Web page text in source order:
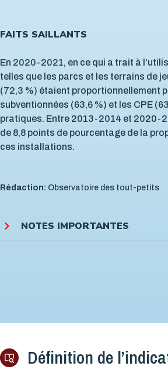
FAITS SAILLANTS
En 2020-2021, en ce qui a trait à
telles que les parcs et les terrains de
(72,3 %) étaient proportionnellement
subventionnées (63,6 %) et les CPE
pratiques. Entre 2013-2014 et 2020-
de 8,8 points de pourcentage de la
ces installations.
Rédaction: Observatoire des tout-petits
NOTES IMPORTANTES
Définition de